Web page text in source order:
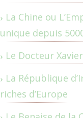
La Chine ou
unique depuis
Le Docteur
La République
riches d’Europe